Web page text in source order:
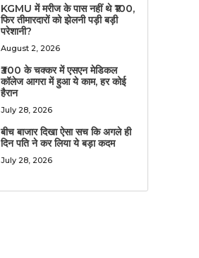
KGMU में मरीज के पास नहीं थे ₹100,
फिर तीमारदारों को झेलनी पड़ी बड़ी
परेशानी?
August 2, 2026
₹300 के चक्कर में एसएन मेडिकल
कॉलेज आगरा में हुआ ये काम, हर कोई
हैरान
July 28, 2026
बीच बाजार दिखा ऐसा सच कि अगले ही
दिन पति ने कर लिया ये बड़ा कदम
July 28, 2026